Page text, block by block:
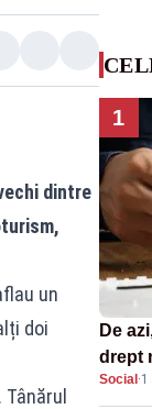
dintre
un
doi
1
De
drept
strică
Social ·1